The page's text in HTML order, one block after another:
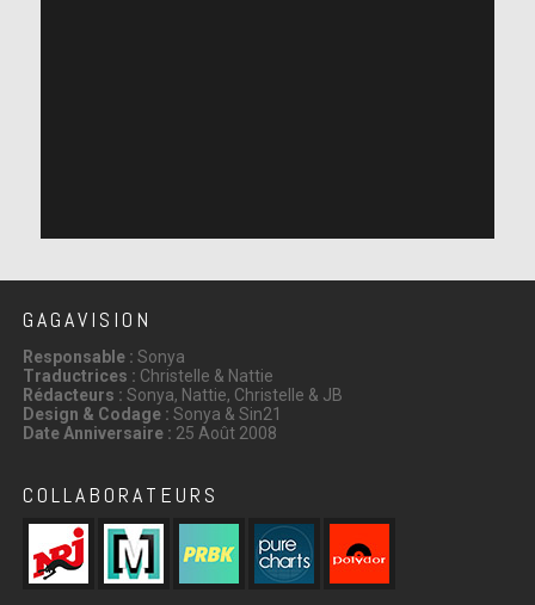
GAGAVISION
Responsable : Sonya
Traductrices : Christelle & Nattie
Rédacteurs : Sonya, Nattie, Christelle & JB
Design & Codage : Sonya & Sin21
Date Anniversaire : 25 Août 2008
COLLABORATEURS